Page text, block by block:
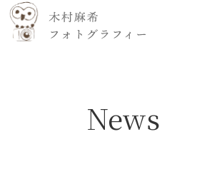
News